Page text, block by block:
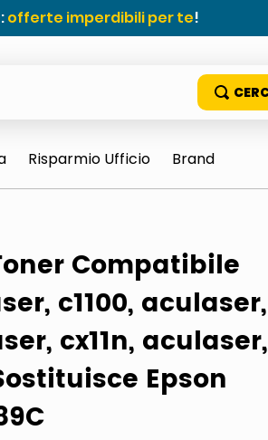
offerte imperdibili per te!
Risparmio Ufficio Brand
Compatibile
c1100, aculaser,
cx11n, aculaser,
Epson